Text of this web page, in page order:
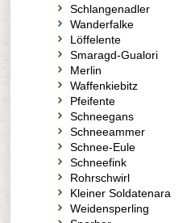
Schlangenadler
Wanderfalke
Löffelente
Smaragd-Gualori
Merlin
Waffenkiebitz
Pfeifente
Schneegans
Schneeammer
Schnee-Eule
Schneefink
Rohrschwirl
Kleiner Soldatenara
Weidensperling